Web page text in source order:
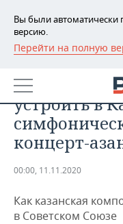
Вы были
версию.
Перейти на полную
РЕГИОНЫ
БАШКОРТОСТАН
ТАТАРСТАН
УДМУРТИЯ
НОВОСТИ
АНАЛИТИКА
НОВОСТИ
ДЕКЛАРАЦИИ О
КОРОЛИ
ЭКОНОМИКА
НОВОСТИ
ФИНАНСЫ
ПРОМЫШЛЕННОСТЬ
НОВОСТИ
ПРОМЫШЛЕННОСТИ
НЕДВИЖИМОСТЬ
Данил
устроить в
концерт-
00:00, 11.11.2020
Как казанская
в Советском Союзе